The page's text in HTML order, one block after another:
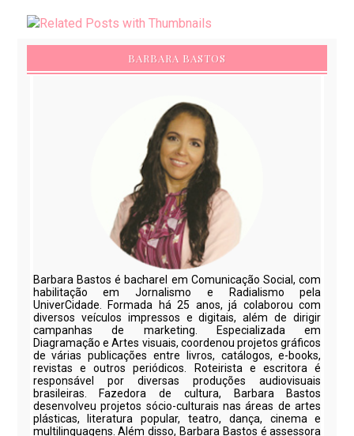
BARBARA BASTOS
Barbara Bastos é bacharel em Comunicação Social, com
habilitação em Jornalismo e Radialismo pela
UniverCidade. Formada há 25 anos, já colaborou com
diversos veículos impressos e digitais, além de dirigir
campanhas de marketing. Especializada em
Diagramação e Artes visuais, coordenou projetos gráficos
de várias publicações entre livros, catálogos, e-books,
revistas e outros periódicos. Roteirista e escritora é
responsável por diversas produções audiovisuais
brasileiras. Fazedora de cultura, Barbara Bastos
desenvolveu projetos sócio-culturais nas áreas de artes
plásticas, literatura popular, teatro, dança, cinema e
multilinguagens. Além disso, Barbara Bastos é assessora